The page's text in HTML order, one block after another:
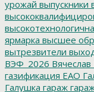
урожай выпускники
ярмарка высшее
вытрезвители
ВЭФ_2026
газификация ЕАО
Галушка гараж